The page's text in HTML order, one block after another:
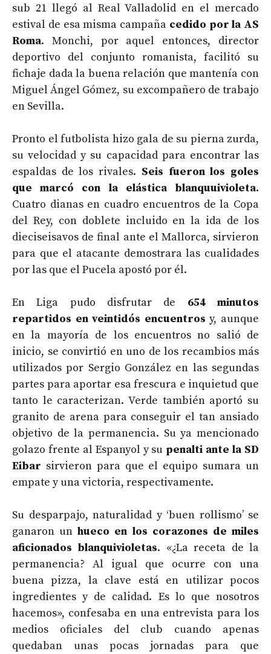
sub 21 llegó al Real Valladolid en el mercado
estival de esa misma campaña cedido por la AS
Roma. Monchi, por aquel entonces, director
deportivo del conjunto romanista, facilitó su
fichaje dada la buena relación que mantenía con
Miguel Ángel Gómez, su excompañero de trabajo
en Sevilla.
Pronto el futbolista hizo gala de su pierna zurda,
su velocidad y su capacidad para encontrar las
espaldas de los rivales. Seis fueron los goles
que marcó con la elástica blanquuivioleta.
Cuatro dianas en cuadro encuentros de la Copa
del Rey, con doblete incluido en la ida de los
dieciseisavos de final ante el Mallorca, sirvieron
para que el atacante demostrara las cualidades
por las que el Pucela apostó por él.
En Liga pudo disfrutar de 654 minutos
repartidos en veintidós encuentros y, aunque
en la mayoría de los encuentros no salió de
inicio, se convirtió en uno de los recambios más
utilizados por Sergio González en las segundas
partes para aportar esa frescura e inquietud que
tanto le caracterizan. Verde también aportó su
granito de arena para conseguir el tan ansiado
objetivo de la permanencia. Su ya mencionado
golazo frente al Espanyol y su penalti ante la SD
Eibar sirvieron para que el equipo sumara un
empate y una victoria, respectivamente.
Su desparpajo, naturalidad y ‘buen rollismo’ se
ganaron unhueco en los corazones de miles
aficionados blanquivioletas. «¿La receta de la
permanencia? Al igual que ocurre con una
buena pizza, la clave está en utilizar pocos
ingredientes y de calidad. Es lo que nosotros
hacemos», confesaba en una entrevista para los
medios oficiales del club cuando apenas
quedaban unas pocas jornadas para que